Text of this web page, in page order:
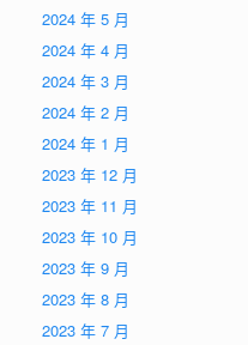
2024 年 5 月
2024 年 4 月
2024 年 3 月
2024 年 2 月
2024 年 1 月
2023 年 12 月
2023 年 11 月
2023 年 10 月
2023 年 9 月
2023 年 8 月
2023 年 7 月